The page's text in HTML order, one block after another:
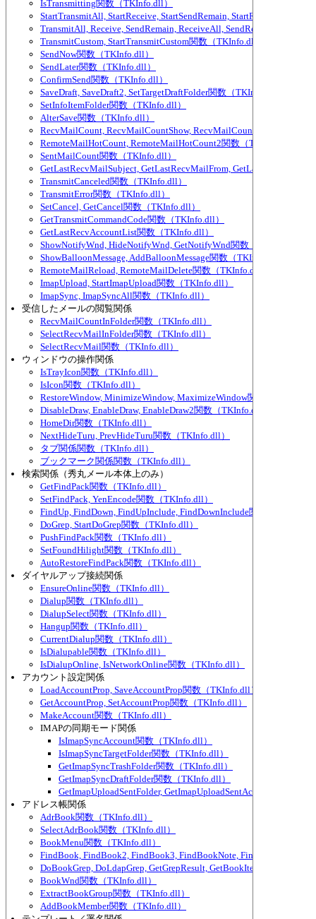
IsTransmitting関数（TKInfo.dll）
StartTransmitAll, StartReceive, StartSendRemain, StartReceiveAll,
TransmitAll, Receive, SendRemain, ReceiveAll, SendRemainAll関数
TransmitCustom, StartTransmitCustom関数（TKInfo.dll）
SendNow関数（TKInfo.dll）
SendLater関数（TKInfo.dll）
ConfirmSend関数（TKInfo.dll）
SaveDraft, SaveDraft2, SetTargetDraftFolder関数（TKInfo.dll）
SetInfoItemFolder関数（TKInfo.dll）
AlterSave関数（TKInfo.dll）
RecvMailCount, RecvMailCountShow,
RemoteMailHotCount, RemoteMailHotCount2関数（TKInfo.dll）
SentMailCount関数（TKInfo.dll）
GetLastRecvMailSubject, GetLastRecvMailFrom,
TransmitCanceled関数（TKInfo.dll）
TransmitError関数（TKInfo.dll）
SetCancel, GetCancel関数（TKInfo.dll）
GetTransmitCommandCode関数（TKInfo.dll）
GetLastRecvAccountList関数（TKInfo.dll）
ShowNotifyWnd, HideNotifyWnd, GetNotifyWnd関数（TKInfo.dll）
ShowBalloonMessage, AddBalloonMessage関数（TKInfo.dll）
RemoteMailReload, RemoteMailDelete関数（TKInfo.dll）
ImapUpload, StartImapUpload関数（TKInfo.dll）
ImapSync, ImapSyncAll関数（TKInfo.dll）
受信したメールの閲覧関係
RecvMailCountInFolder関数（TKInfo.dll）
SelectRecvMailInFolder関数（TKInfo.dll）
SelectRecvMail関数（TKInfo.dll）
ウィンドウの操作関係
IsTrayIcon関数（TKInfo.dll）
IsIcon関数（TKInfo.dll）
RestoreWindow, MinimizeWindow, MaximizeWindow関数（
DisableDraw, EnableDraw, EnableDraw2関数（TKInfo.dll）
HomeDir関数（TKInfo.dll）
NextHideTuru, PrevHideTuru関数（TKInfo.dll）
タブ関係関数（TKInfo.dll）
ブックマーク関係関数（TKInfo.dll）
検索関係（秀丸メール本体上のみ）
GetFindPack関数（TKInfo.dll）
SetFindPack, YenEncode関数（TKInfo.dll）
FindUp, FindDown, FindUpInclude, FindDownInclude関数（
DoGrep, StartDoGrep関数（TKInfo.dll）
PushFindPack関数（TKInfo.dll）
SetFoundHilight関数（TKInfo.dll）
AutoRestoreFindPack関数（TKInfo.dll）
ダイヤルアップ接続関係
EnsureOnline関数（TKInfo.dll）
Dialup関数（TKInfo.dll）
DialupSelect関数（TKInfo.dll）
Hangup関数（TKInfo.dll）
CurrentDialup関数（TKInfo.dll）
IsDialupable関数（TKInfo.dll）
IsDialupOnline, IsNetworkOnline関数（TKInfo.dll）
アカウント設定関係
LoadAccountProp, SaveAccountProp関数（TKInfo.dll）
GetAccountProp, SetAccountProp関数（TKInfo.dll）
MakeAccount関数（TKInfo.dll）
IMAPの同期モード関係
IsImapSyncAccount関数（TKInfo.dll）
IsImapSyncTargetFolder関数（TKInfo.dll）
GetImapSyncTrashFolder関数（TKInfo.dll）
GetImapSyncDraftFolder関数（TKInfo.dll）
GetImapUploadSentFolder, GetImapUploadSentAccount関数（
アドレス帳関係
AdrBook関数（TKInfo.dll）
SelectAdrBook関数（TKInfo.dll）
BookMenu関数（TKInfo.dll）
FindBook, FindBook2, FindBook3, FindBookNote, FindBookNote2
DoBookGrep, DoLdapGrep, GetGrepResult, GetBookItemPart関数（
BookWnd関数（TKInfo.dll）
ExtractBookGroup関数（TKInfo.dll）
AddBookMember関数（TKInfo.dll）